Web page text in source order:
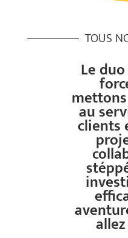
TOUS
Le
au
clients